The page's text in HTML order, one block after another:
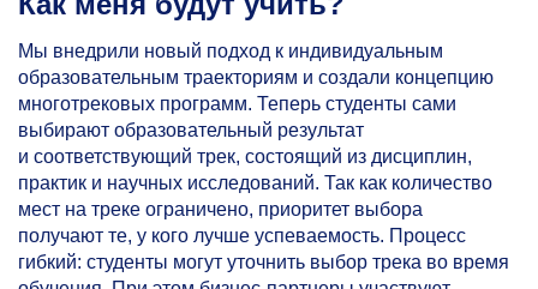
Мы внедрили новый подход к индивидуальным
образовательным траекториям и создали концепцию
многотрековых программ. Теперь студенты сами
выбирают образовательный результат
и соответствующий трек, состоящий из дисциплин,
практик и научных исследований. Так как количество
мест на треке ограничено, приоритет выбора
получают те, у кого лучше успеваемость. Процесс
гибкий: студенты могут уточнить выбор трека во время